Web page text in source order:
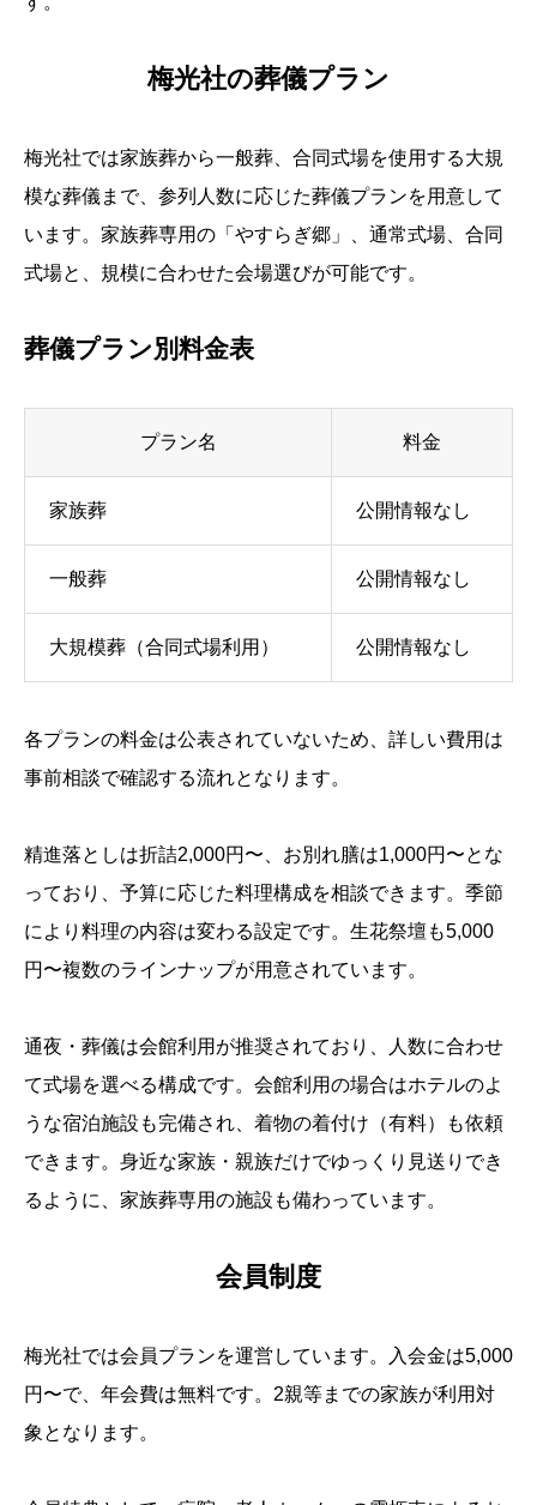
梅光社の葬儀プラン
梅光社では家族葬から一般葬、合同式場を使用する大規
模な葬儀まで、参列人数に応じた葬儀プランを用意して
います。家族葬専用の「やすらぎ郷」、通常式場、合同
式場と、規模に合わせた会場選びが可能です。
葬儀プラン別料金表
プラン名 料金
家族葬 公開情報なし
一般葬 公開情報なし
大規模葬（合同式場利用） 公開情報なし
各プランの料金は公表されていないため、詳しい費用は
事前相談で確認する流れとなります。
精進落としは折詰2,000円〜、お別れ膳は1,000円〜とな
っており、予算に応じた料理構成を相談できます。季節
により料理の内容は変わる設定です。生花祭壇も5,000
円〜複数のラインナップが用意されています。
通夜・葬儀は会館利用が推奨されており、人数に合わせ
て式場を選べる構成です。会館利用の場合はホテルのよ
うな宿泊施設も完備され、着物の着付け（有料）も依頼
できます。身近な家族・親族だけでゆっくり見送りでき
るように、家族葬専用の施設も備わっています。
会員制度
梅光社では会員プランを運営しています。入会金は5,000
円〜で、年会費は無料です。2親等までの家族が利用対
象となります。